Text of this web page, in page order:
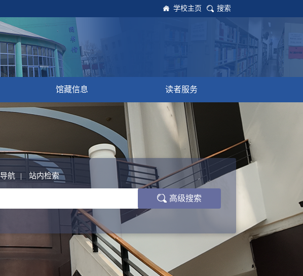
学校主页 搜索
馆藏信息 读者服务
航 | 站内检索
高级搜索